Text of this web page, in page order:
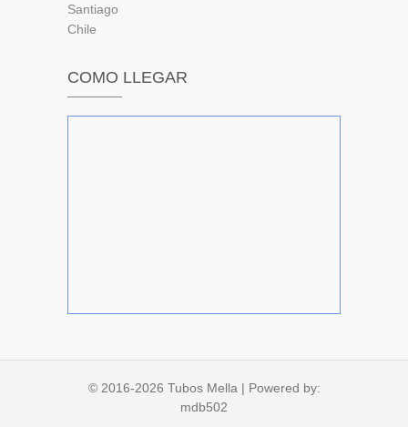
Santiago
Chile
COMO LLEGAR
© 2016-2026 Tubos Mella | Powered by:
mdb502